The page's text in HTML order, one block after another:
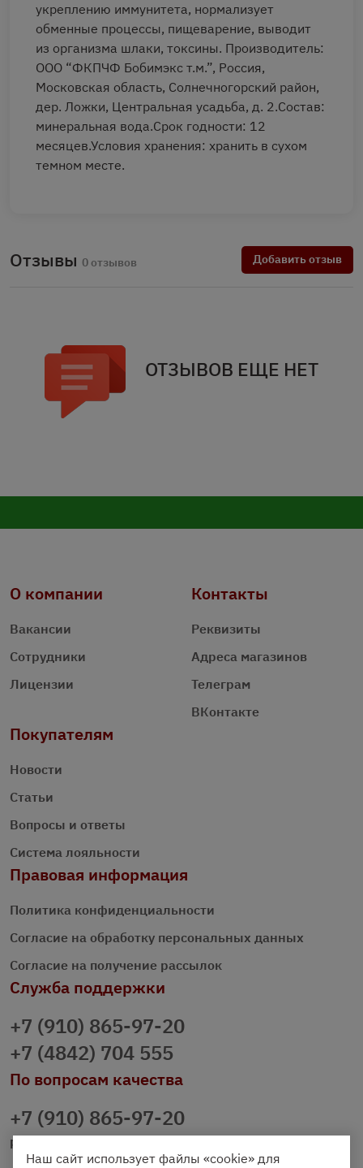
укреплению иммунитета, нормализует
обменные процессы, пищеварение, выводит
из организма шлаки, токсины. Производитель:
ООО “ФКПЧФ Бобимэкс т.м.”, Россия,
Московская область, Солнечногорский район,
дер. Ложки, Центральная усадьба, д. 2.Состав:
минеральная вода.Срок годности: 12
месяцев.Условия хранения: хранить в сухом
темном месте.
Отзывы 0 отзывов Добавить отзыв
ОТЗЫВОВ ЕЩЕ НЕТ
О компании
Вакансии
Сотрудники
Лицензии
Контакты
Реквизиты
Адреса магазинов
Телеграм
ВКонтакте
Покупателям
Новости
Статьи
Вопросы и ответы
Система лояльности
Правовая информация
Политика конфиденциальности
Согласие на обработку персональных данных
Согласие на получение рассылок
Служба поддержки
+7 (910) 865-97-20
+7 (4842) 704 555
По вопросам качества
+7 (910) 865-97-20
prazdnichniy40@palmi.ru
Наш сайт использует файлы «cookie» для